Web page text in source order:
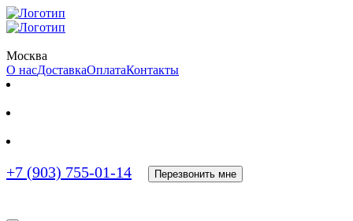
Москва
О насДоставкаОплатаКонтакты
+7 (903) 755-01-14 Перезвонить мне